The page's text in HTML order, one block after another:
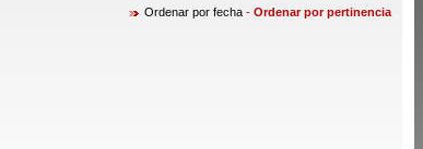
Ordenar por fecha - Ordenar por pertinencia